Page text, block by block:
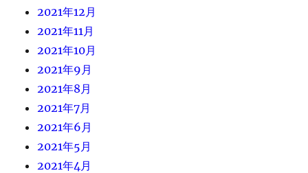
2021年12月
2021年11月
2021年10月
2021年9月
2021年8月
2021年7月
2021年6月
2021年5月
2021年4月